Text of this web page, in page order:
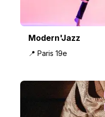
Modern'Jazz
📍 Paris 19e